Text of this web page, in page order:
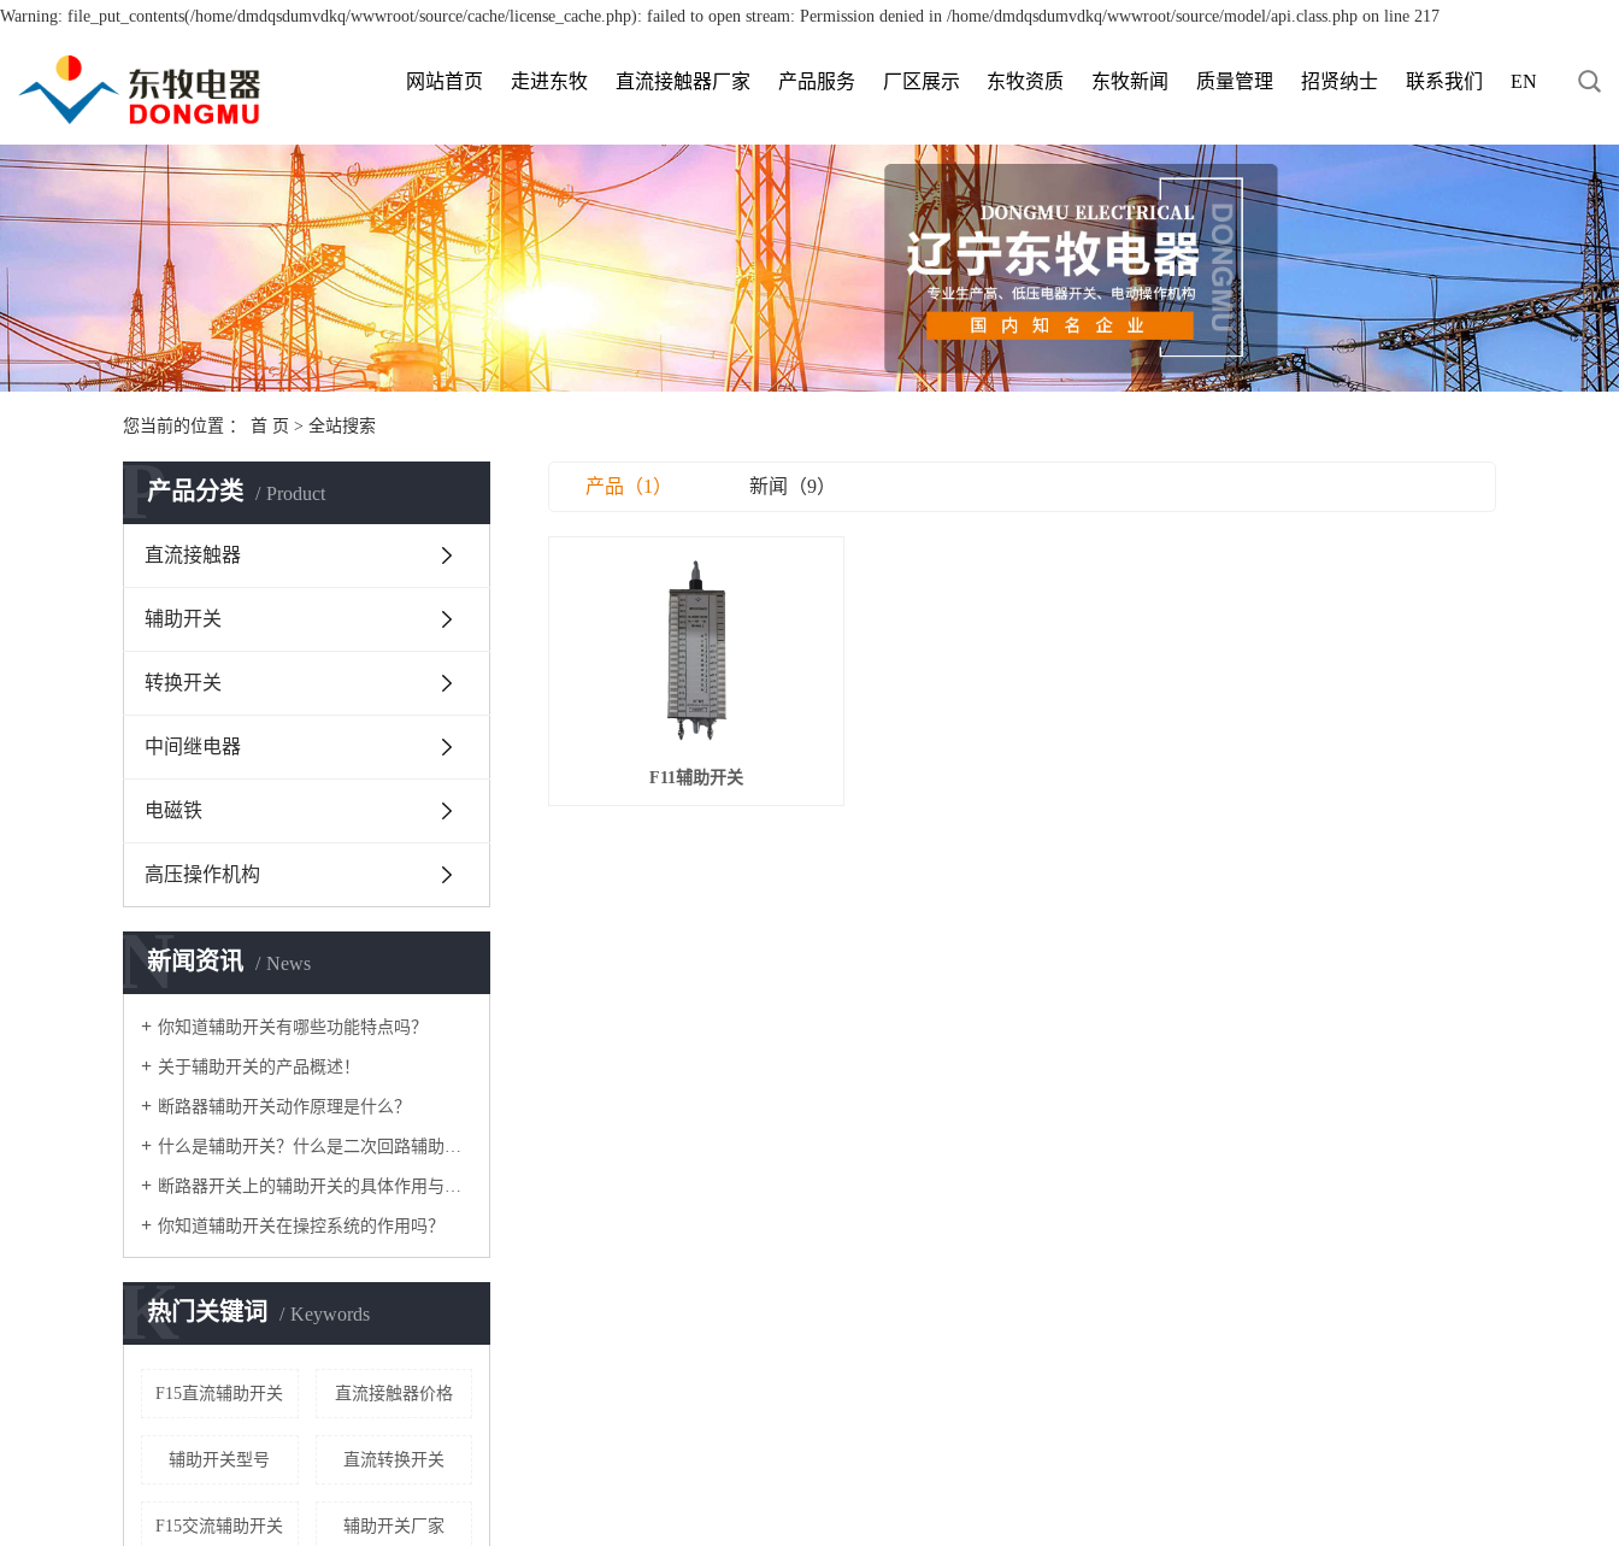
Warning: file_put_contents(/home/dmdqsdumvdkq/wwwroot/source/cache/license_cache.php): failed to open stream: Permission denied in /home/dmdqsdumvdkq/wwwroot/source/model/api.class.php on line 217
网站首页 走进东牧 直流接触器厂家 产品服务 厂区展示 东牧资质 东牧新闻 质量管理 招贤纳士 联系我们 EN
您当前的位置 ： 首 页 > 全站搜索
产品分类 Product
P
直流接触器
辅助开关
转换开关
中间继电器
电磁铁
高压操作机构
新闻资讯 News
N
你知道辅助开关有哪些功能特点吗？
关于辅助开关的产品概述！
断路器辅助开关动作原理是什么？
什么是辅助开关？什么是二次回路辅助开关？
断路器开关上的辅助开关的具体作用与运行方式
你知道辅助开关在操控系统的作用吗？
热门关键词 Keywords
K
F15直流辅助开关 直流接触器价格
辅助开关型号 直流转换开关
F15交流辅助开关 辅助开关厂家
产品（1） 新闻（9）
F11辅助开关